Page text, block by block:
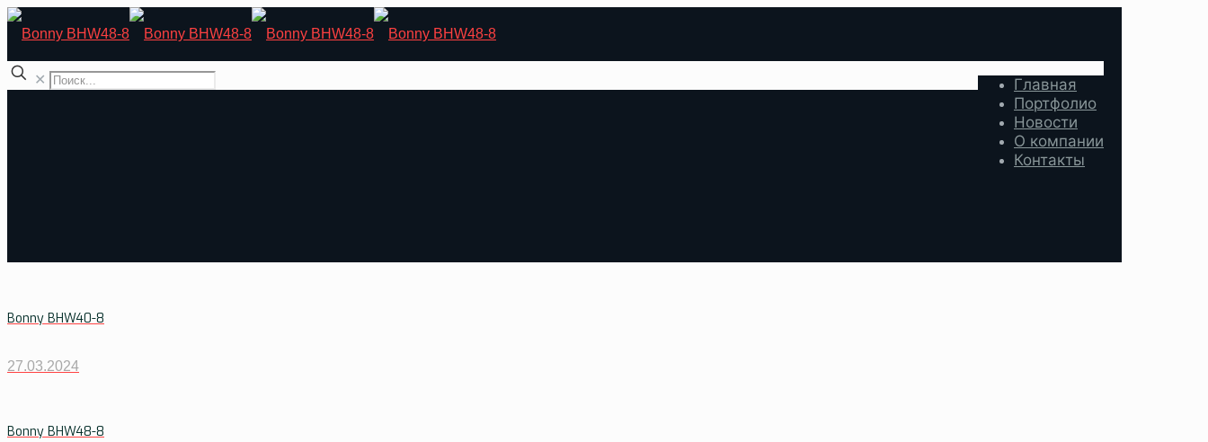
Главная
Портфолио
Новости
О компании
Контакты
✕
Bonny BHW40-8
27.03.2024
Bonny BHW48-8